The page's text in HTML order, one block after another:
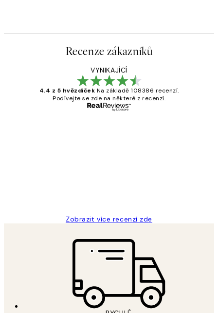
Recenze zákazníků
VYNIKAJÍCÍ
4.4 z 5 hvězdiček Na základě 108386 recenzí.
Podívejte se zde na některé z recenzí.
Zobrazit více recenzí zde